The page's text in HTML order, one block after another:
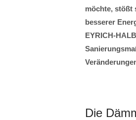
möchte, stößt
besserer
EYRICH-
Die